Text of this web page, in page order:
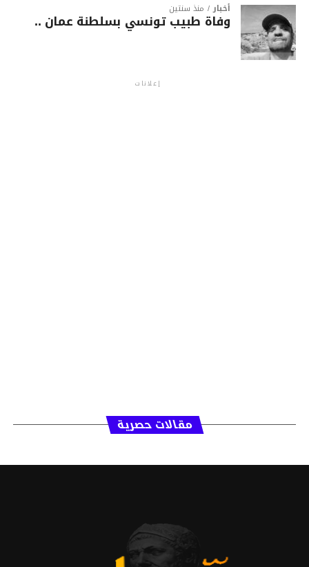
أخبار منذ سنتين
وفاة طبيب تونسي بسلطنة عمان ..
إعلانات
مقالات حصرية